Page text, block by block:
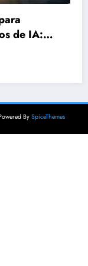
Sube a
agosto 6,